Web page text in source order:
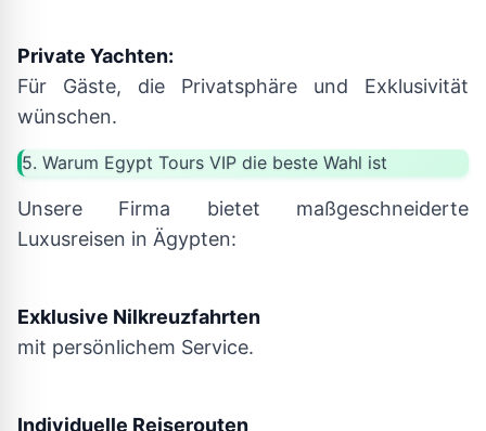
Private Yachten:
Für Gäste, die Privatsphäre und Exklusivität
wünschen.
5. Warum Egypt Tours VIP die beste Wahl ist
Unsere Firma bietet maßgeschneiderte
Luxusreisen in Ägypten:
Exklusive Nilkreuzfahrten
mit persönlichem Service.
Individuelle Reiserouten